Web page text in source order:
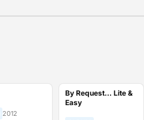
2012
By Request… Lite &
Easy